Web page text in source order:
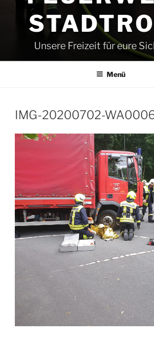
Unsere Freizeit für eure
Menü
IMG-20200702-